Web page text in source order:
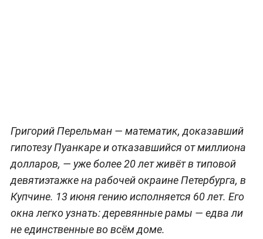
Григорий Перельман — математик, доказавший
гипотезу Пуанкаре и отказавшийся от миллиона
долларов, — уже более 20 лет живёт в типовой
девятиэтажке на рабочей окраине Петербурга, в
Купчине. 13 июня гению исполняется 60 лет. Его
окна легко узнать: деревянные рамы — едва ли
не единственные во всём доме.